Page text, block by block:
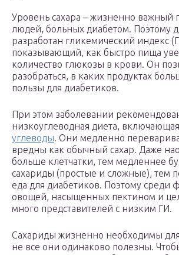
Уровень сахара – жизненно важный
людей, больных диабетом. Поэтому
разработан гликемический индекс
показывающий, как быстро пища
количество глюкозы в крови. Он
разобраться, в каких продуктах
пользы для диабетиков.
При этом заболевании
низкоуглеводная диета, включающая
углеводы. Они медленно
вредны как обычный сахар. Даже
больше клетчатки, тем медленнее
сахариды (простые и сложные), тем
еда для диабетиков. Поэтому среди
овощей, насыщенных пектином и
много представителей с низким ГИ.
Сахариды жизненно необходимы
не все они одинаково полезны.